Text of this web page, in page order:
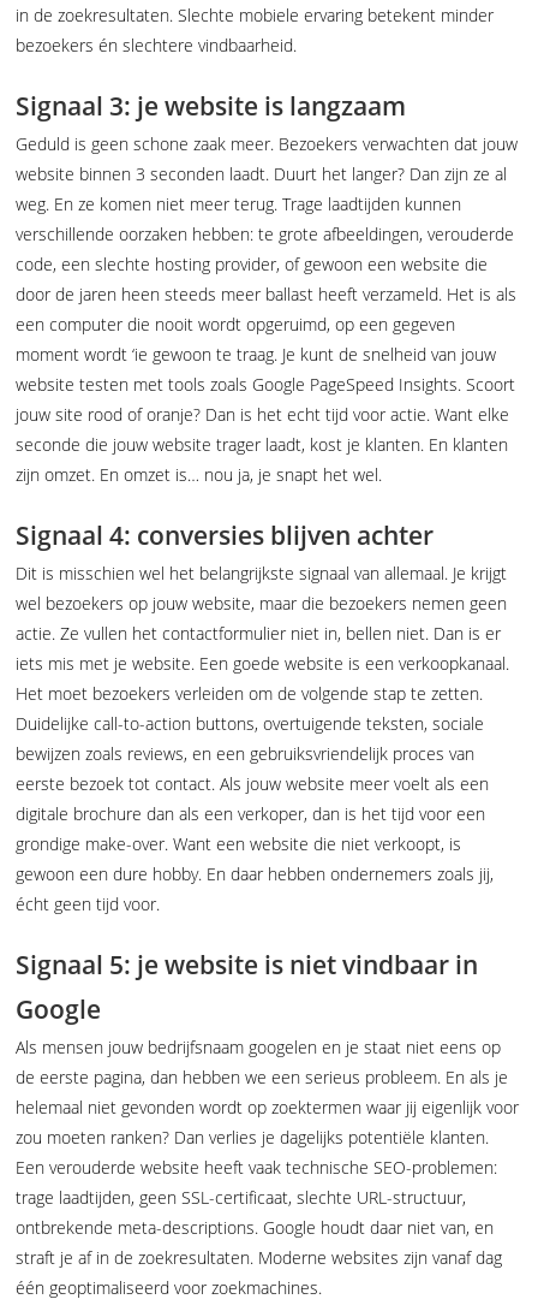
in de zoekresultaten. Slechte mobiele ervaring betekent minder
bezoekers én slechtere vindbaarheid.
Signaal 3: je website is langzaam
Geduld is geen schone zaak meer. Bezoekers verwachten dat jouw
website binnen 3 seconden laadt. Duurt het langer? Dan zijn ze al
weg. En ze komen niet meer terug. Trage laadtijden kunnen
verschillende oorzaken hebben: te grote afbeeldingen, verouderde
code, een slechte hosting provider, of gewoon een website die
door de jaren heen steeds meer ballast heeft verzameld. Het is als
een computer die nooit wordt opgeruimd, op een gegeven
moment wordt ‘ie gewoon te traag. Je kunt de snelheid van jouw
website testen met tools zoals Google PageSpeed Insights. Scoort
jouw site rood of oranje? Dan is het echt tijd voor actie. Want elke
seconde die jouw website trager laadt, kost je klanten. En klanten
zijn omzet. En omzet is… nou ja, je snapt het wel.
Signaal 4: conversies blijven achter
Dit is misschien wel het belangrijkste signaal van allemaal. Je krijgt
wel bezoekers op jouw website, maar die bezoekers nemen geen
actie. Ze vullen het contactformulier niet in, bellen niet. Dan is er
iets mis met je website. Een goede website is een verkoopkanaal.
Het moet bezoekers verleiden om de volgende stap te zetten.
Duidelijke call-to-action buttons, overtuigende teksten, sociale
bewijzen zoals reviews, en een gebruiksvriendelijk proces van
eerste bezoek tot contact. Als jouw website meer voelt als een
digitale brochure dan als een verkoper, dan is het tijd voor een
grondige make-over. Want een website die niet verkoopt, is
gewoon een dure hobby. En daar hebben ondernemers zoals jij,
écht geen tijd voor.
Signaal 5: je website is niet vindbaar in
Google
Als mensen jouw bedrijfsnaam googelen en je staat niet eens op
de eerste pagina, dan hebben we een serieus probleem. En als je
helemaal niet gevonden wordt op zoektermen waar jij eigenlijk voor
zou moeten ranken? Dan verlies je dagelijks potentiële klanten.
Een verouderde website heeft vaak technische SEO-problemen:
trage laadtijden, geen SSL-certificaat, slechte URL-structuur,
ontbrekende meta-descriptions. Google houdt daar niet van, en
straft je af in de zoekresultaten. Moderne websites zijn vanaf dag
één geoptimaliseerd voor zoekmachines.